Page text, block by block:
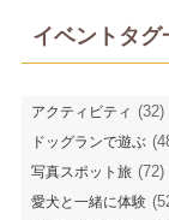
イベントタグ
アクティビティ (32)
ドッグランで遊ぶ
写真スポット旅 (72)
愛犬と一緒に体験